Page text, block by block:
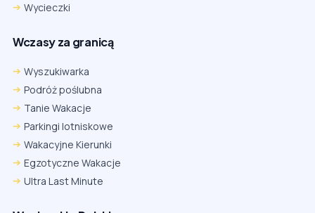
Wycieczki
Wczasy za granicą
Wyszukiwarka
Podróż poślubna
Tanie Wakacje
Parkingi lotniskowe
Wakacyjne Kierunki
Egzotyczne Wakacje
Ultra Last Minute